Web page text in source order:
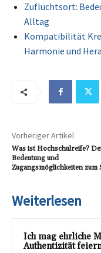
Zufluchtsort:
Alltag
Kompatibilität
Harmonie und
Vorheriger Artikel
Was ist Hochschulreife?
Bedeutung und
Zugangsmöglichkeiten zum
Weiterlesen
Ich mag ehrliche
Authentizität